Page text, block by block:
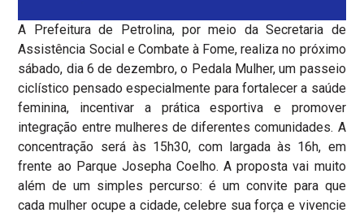
A Prefeitura de Petrolina, por meio da Secretaria de
Assistência Social e Combate à Fome, realiza no próximo
sábado, dia 6 de dezembro, o Pedala Mulher, um passeio
ciclístico pensado especialmente para fortalecer a saúde
feminina, incentivar a prática esportiva e promover
integração entre mulheres de diferentes comunidades. A
concentração será às 15h30, com largada às 16h, em
frente ao Parque Josepha Coelho. A proposta vai muito
além de um simples percurso: é um convite para que
cada mulher ocupe a cidade, celebre sua força e vivencie